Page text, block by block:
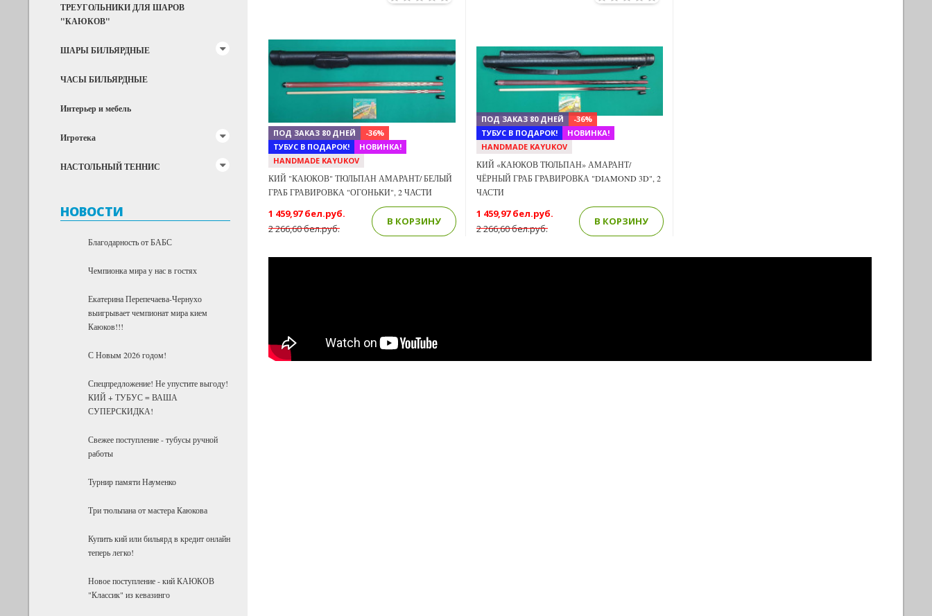
ТРЕУГОЛЬНИКИ ДЛЯ ШАРОВ
"КАЮКОВ"
ШАРЫ БИЛЬЯРДНЫЕ
ЧАСЫ БИЛЬЯРДНЫЕ
Интерьер и мебель
Игротека
НАСТОЛЬНЫЙ ТЕННИС
НОВОСТИ
Благодарность от БАБС
Чемпионка мира у нас в гостях
Екатерина Перепечаева-Чернухо
выигрывает чемпионат мира кием
Каюков!!!
С Новым 2026 годом!
Спецпредложение! Не упустите выгоду!
КИЙ + ТУБУС = ВАША
СУПЕРСКИДКА!
Свежее поступление - тубусы ручной
работы
Турнир памяти Науменко
Три тюльпана от мастера Каюкова
Купить кий или бильярд в кредит онлайн
теперь легко!
Новое поступление - кий КАЮКОВ
"Классик" из кевазинго
Next
ПОД ЗАКАЗ 80 ДНЕЙ
-36%
ТУБУС В ПОДАРОК!
НОВИНКА!
HANDMADE KAYUKOV
КИЙ "КАЮКОВ" ТЮЛЬПАН АМАРАНТ/ БЕЛЫЙ
ГРАБ ГРАВИРОВКА "ОГОНЬКИ", 2 ЧАСТИ
2 266,60 бел.руб.
1 459,97 бел.руб.
В КОРЗИНУ
Previous
ПОД ЗАКАЗ 80 ДНЕЙ
-36%
ТУБУС В ПОДАРОК!
НОВИНКА!
HANDMADE KAYUKOV
КИЙ «КАЮКОВ ТЮЛЬПАН» АМАРАНТ/
ЧЁРНЫЙ ГРАБ ГРАВИРОВКА "DIAMOND 3D", 2
ЧАСТИ
2 266,60 бел.руб.
1 459,97 бел.руб.
В КОРЗИНУ